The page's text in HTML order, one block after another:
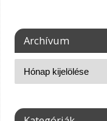
Archívum